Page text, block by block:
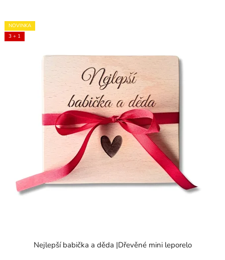
NOVINKA
3 + 1
Nejlepší babička a děda |Dřevěné mini leporelo